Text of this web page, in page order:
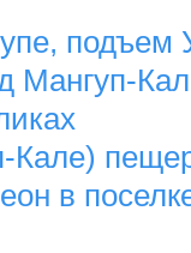
подъем
Мангуп-
Кале)
в